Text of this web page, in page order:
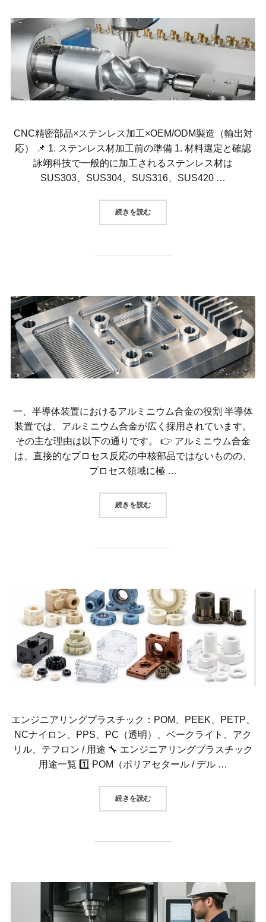
CNC精密部品×ステンレス加工×OEM/ODM製造（輸出対
応） 📌 1. ステンレス材加工前の準備 1. 材料選定と確認
詠翊科技で一般的に加工されるステンレス材は
SUS303、SUS304、SUS316、SUS420 …
続きを読む“CNC精密部品×ステンレス加工
一、半導体装置におけるアルミニウム合金の役割 半導体
装置では、アルミニウム合金が広く採用されています。
その主な理由は以下の通りです。 👉 アルミニウム合金
は、直接的なプロセス反応の中核部品ではないものの、
プロセス領域に極 …
続きを読む“一、半導体装置におけるアルミニ
エンジニアリングプラスチック：POM、PEEK、PETP、
NCナイロン、PPS、PC（透明）、ベークライト、アク
リル、テフロン / 用途 🔧 エンジニアリングプラスチック
用途一覧 1️⃣ POM（ポリアセタール / デル …
続きを読む“エンジニアリングプラスチック：